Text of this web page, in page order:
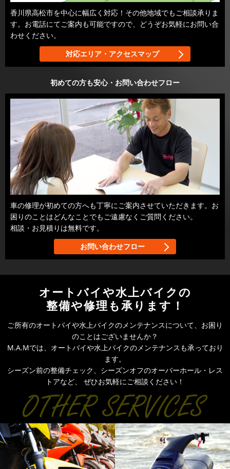
香川県高松市を中心に幅広く対応！その他地域でもご相談承りま
す。お電話にてご案内も可能ですので、どうぞお気軽にお問い合
わせください。
対応エリア・アクセスマップ
初めての方も安心・お問い合わせフロー
車の修理が初めての方へも丁寧にご案内させていただきます。お
困りのことはどんなことでもご遠慮なくご質問ください。
相談・お見積りは無料です。
お問い合わせフロー
オートバイや水上バイクの
整備や修理も承ります！
ご所有のオートバイや水上バイクのメンテナンスについて、お困り
のことはございませんか？
M.A.Mでは、オートバイや水上バイクのメンテナンスも承っており
ます。
シーズン前の整備チェック、シーズンオフのオーバーホール・レス
トアなど、
ぜひお気軽にご相談ください！